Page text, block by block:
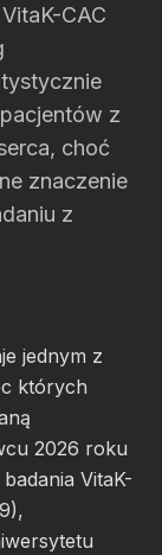
CAC
z
choć
znaczenie
z
jednym z
których
2026 roku
VitaK-